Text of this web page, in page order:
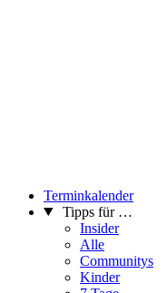
Terminkalender
Tipps für …
Insider
Alle
Communitys
Kinder